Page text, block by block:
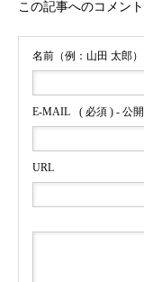
この記事へのコメン
名前（例：山田 太郎）
E-MAIL ( 必須 ) - 公
URL